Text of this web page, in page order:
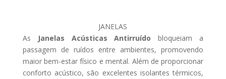
JANELAS
As
Janelas Acústicas Antirruído
bloqueiam a
passagem de ruídos entre ambientes, promovendo
maior bem-estar físico e mental. Além de proporcionar
conforto acústico, são excelentes isolantes térmicos,